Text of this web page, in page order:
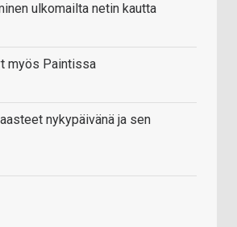
ulkomailta netin kautta
myös Paintissa
nykypäivänä ja sen